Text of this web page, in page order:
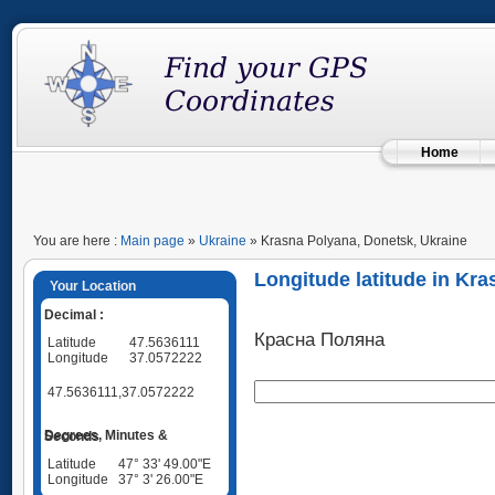
Home
You are here : Main page » Ukraine » Krasna Polyana, Donetsk, Ukraine
Your Location
Decimal :
Latitude
47.5636111
Longitude
37.0572222
47.5636111,37.0572222
Degrees, Minutes & Seconds
Latitude
47° 33' 49.00"E
Longitude
37° 3' 26.00"E
Longitude latitude in
Красна Поляна